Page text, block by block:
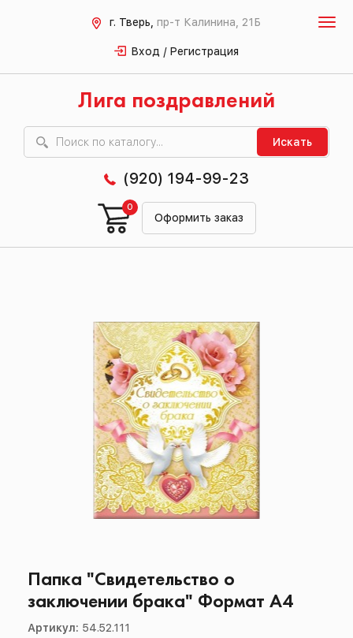
г. Тверь, пр-т Калинина, 21Б
Вход / Регистрация
Лига поздравлений
Искать
(920) 194-99-23
Оформить заказ
0
Папка "Свидетельство о
заключении брака" Формат А4
Артикул: 54.52.111